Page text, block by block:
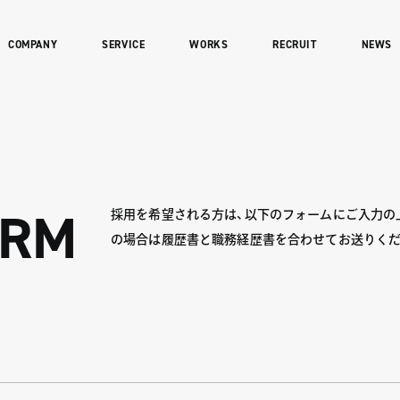
COMPANY SERVICE WORKS RECRUIT NEWS
採用を希望される方は、以下のフォームにご入力
の場合は履歴書と職務経歴書を合わせてお送りく